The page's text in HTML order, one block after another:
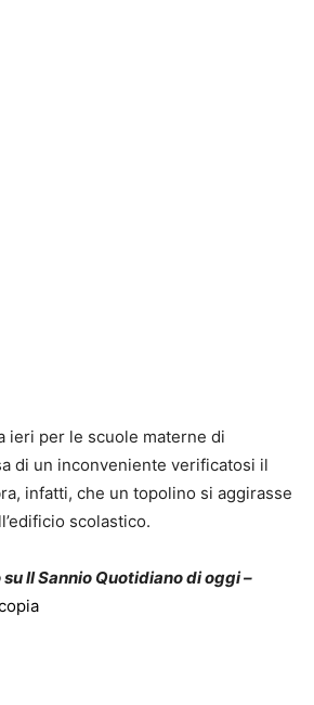
ieri per le scuole materne di
di un inconveniente verificatosi il
infatti, che un topolino si aggirasse
scolastico.
Il Sannio Quotidiano di oggi –